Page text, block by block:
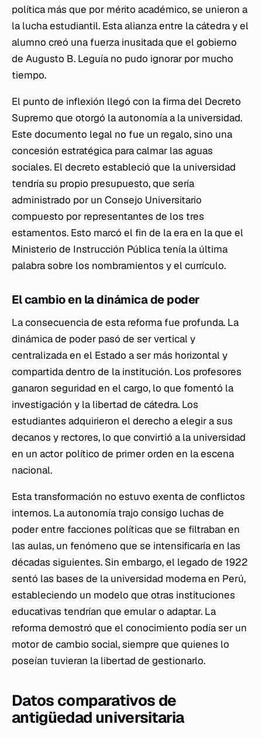
política más que por mérito académico, se unieron a
la lucha estudiantil. Esta alianza entre la cátedra y el
alumno creó una fuerza inusitada que el gobierno
de Augusto B. Leguía no pudo ignorar por mucho
tiempo.
El punto de inflexión llegó con la firma del Decreto
Supremo que otorgó la autonomía a la universidad.
Este documento legal no fue un regalo, sino una
concesión estratégica para calmar las aguas
sociales. El decreto estableció que la universidad
tendría su propio presupuesto, que sería
administrado por un Consejo Universitario
compuesto por representantes de los tres
estamentos. Esto marcó el fin de la era en la que el
Ministerio de Instrucción Pública tenía la última
palabra sobre los nombramientos y el currículo.
El cambio en la dinámica de poder
La consecuencia de esta reforma fue profunda. La
dinámica de poder pasó de ser vertical y
centralizada en el Estado a ser más horizontal y
compartida dentro de la institución. Los profesores
ganaron seguridad en el cargo, lo que fomentó la
investigación y la libertad de cátedra. Los
estudiantes adquirieron el derecho a elegir a sus
decanos y rectores, lo que convirtió a la universidad
en un actor político de primer orden en la escena
nacional.
Esta transformación no estuvo exenta de conflictos
internos. La autonomía trajo consigo luchas de
poder entre facciones políticas que se filtraban en
las aulas, un fenómeno que se intensificaría en las
décadas siguientes. Sin embargo, el legado de 1922
sentó las bases de la universidad moderna en Perú,
estableciendo un modelo que otras instituciones
educativas tendrían que emular o adaptar. La
reforma demostró que el conocimiento podía ser un
motor de cambio social, siempre que quienes lo
poseían tuvieran la libertad de gestionarlo.
Datos comparativos de
antigüedad universitaria